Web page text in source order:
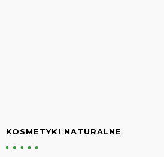
KOSMETYKI NATURALNE